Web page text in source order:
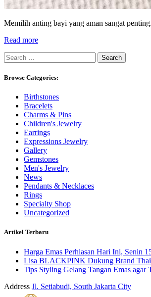
Memilih anting bayi yang aman sangat
Read more
Search
for:
Browse Categories:
Birthstones
Bracelets
Charms & Pins
Children's Jewelry
Earrings
Expressions Jewelry
Gallery
Gemstones
Men's Jewelry
News
Pendants & Necklaces
Rings
Specialty Shop
Uncategorized
Artikel Terbaru
Harga Emas Perhiasan Hari Ini, Senin
Lisa BLACKPINK Dukung Brand
Tips Styling Gelang Tangan Emas
Address Jl. Setiabudi, South Jakarta City